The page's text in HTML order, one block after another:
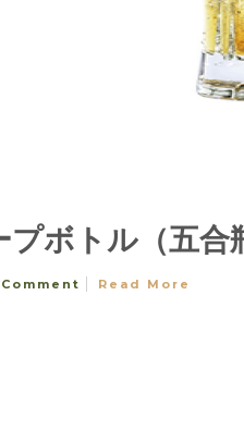
プボトル（五合
Read More